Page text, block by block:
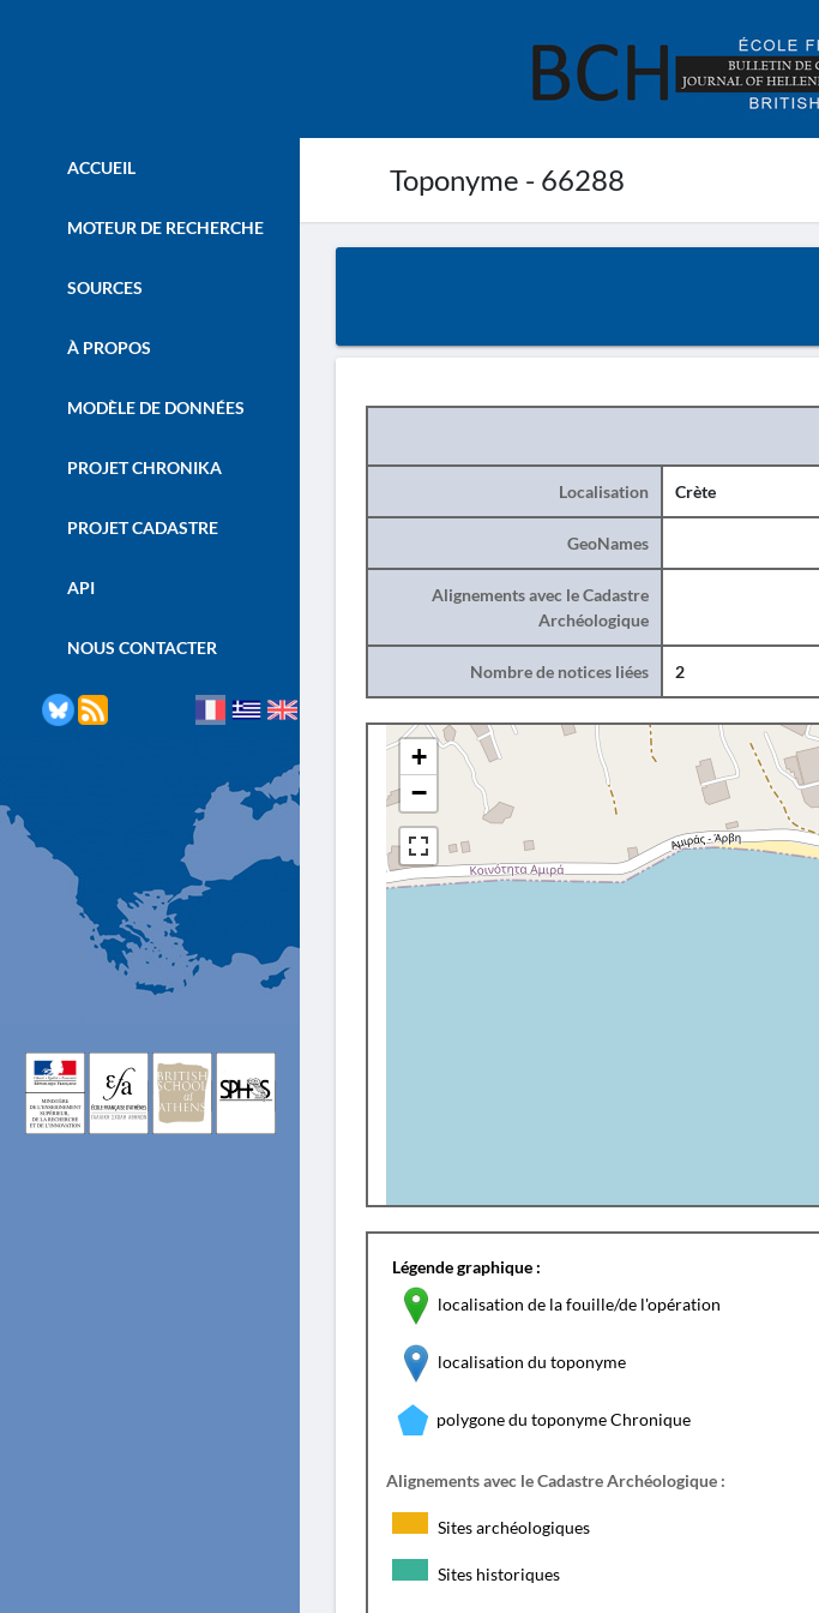
Toponyme - 66288
ACCUEIL
MOTEUR DE RECHERCHE
SOURCES
À PROPOS
MODÈLE DE DONNÉES
PROJET CHRONIKA
PROJET CADASTRE
API
NOUS CONTACTER
Localisation Crète
GeoNames
Alignements avec le Cadastre
Archéologique
Nombre de notices liées 2
+
−
Légende graphique :
localisation de la fouille/de l'opération
localisation du toponyme
polygone du toponyme Chronique
Alignements avec le Cadastre Archéologique :
Sites archéologiques
Sites historiques